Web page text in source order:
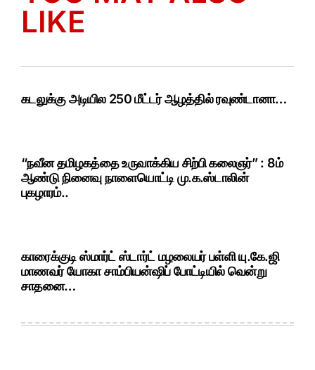
LIKE
கடலுக்கு அடியில 250 மீட்டர் ஆழத்தில் ரவுண்டானா…
“நவீன தமிழகத்தை உருவாக்கிய சிற்பி கலைஞர்” : 8ம்
ஆண்டு நினைவு நாளையொட்டி மு.க.ஸ்டாலின்
புகழாரம்..
காரைக்குடி ஸ்மார்ட் ஸ்டார்ட் மழலையர் பள்ளி யு.கே.ஜி
மாணவர் யோகா சாம்பியன்ஷிப் போட்டியில் வென்று
சாதனை…